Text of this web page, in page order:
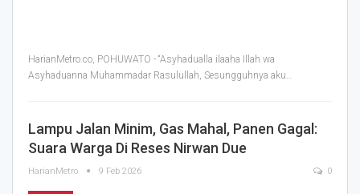
HarianMetro.co, POHUWATO - “Asyhadualla ilaaha Illah wa
Asyhaduanna Muhammadar Rasulullah, Sesungguhnya aku
Lampu Jalan Minim, Gas Mahal, Panen Gagal:
Suara Warga Di Reses Nirwan Due
HarianMetro 9 Feb 2026 0